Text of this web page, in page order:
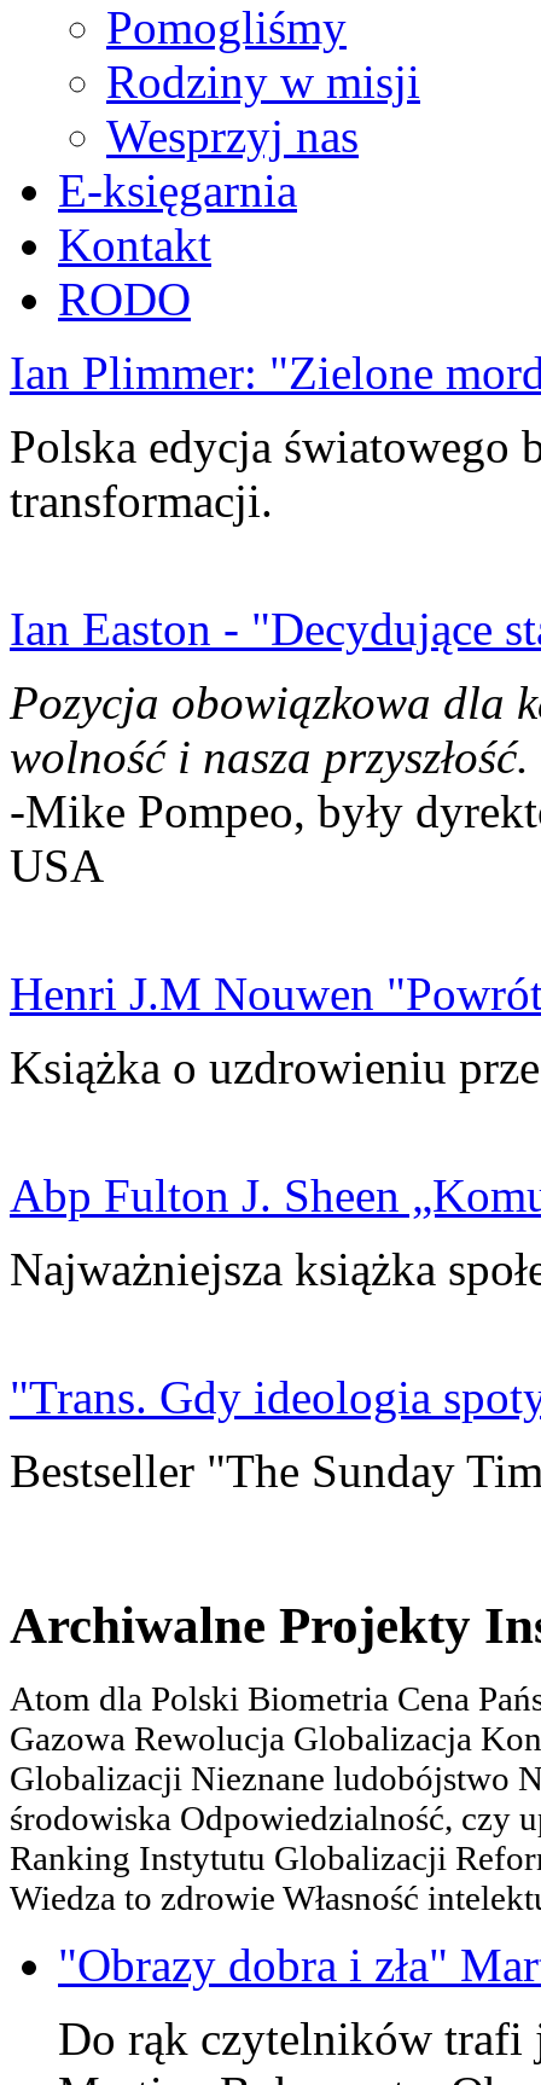
Pomogliśmy
Rodziny w misji
Wesprzyj nas
E-księgarnia
Kontakt
RODO
Ian Plimmer: "Zielone
Polska edycja światowego
transformacji.
Ian Easton - "Decydujące
Pozycja obowiązkowa dla
wolność i nasza przyszłość.
-Mike Pompeo, były
USA
Henri J.M Nouwen
Książka o uzdrowieniu
Abp Fulton J. Sheen
Najważniejsza książka
"Trans. Gdy ideologia
Bestseller "The Sunday
Archiwalne Projekty
Atom dla Polski Biometria Cena
Gazowa Rewolucja Globalizacja
Globalizacji Nieznane ludobójstwo
środowiska Odpowiedzialność, czy
Ranking Instytutu Globalizacji
Wiedza to zdrowie Własność
"Obrazy dobra i zła"
Do rąk czytelników trafi